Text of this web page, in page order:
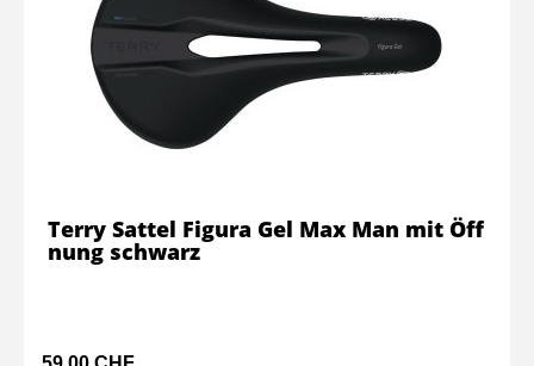
Terry Sattel Figura Gel Max Man mit Öff
nung schwarz